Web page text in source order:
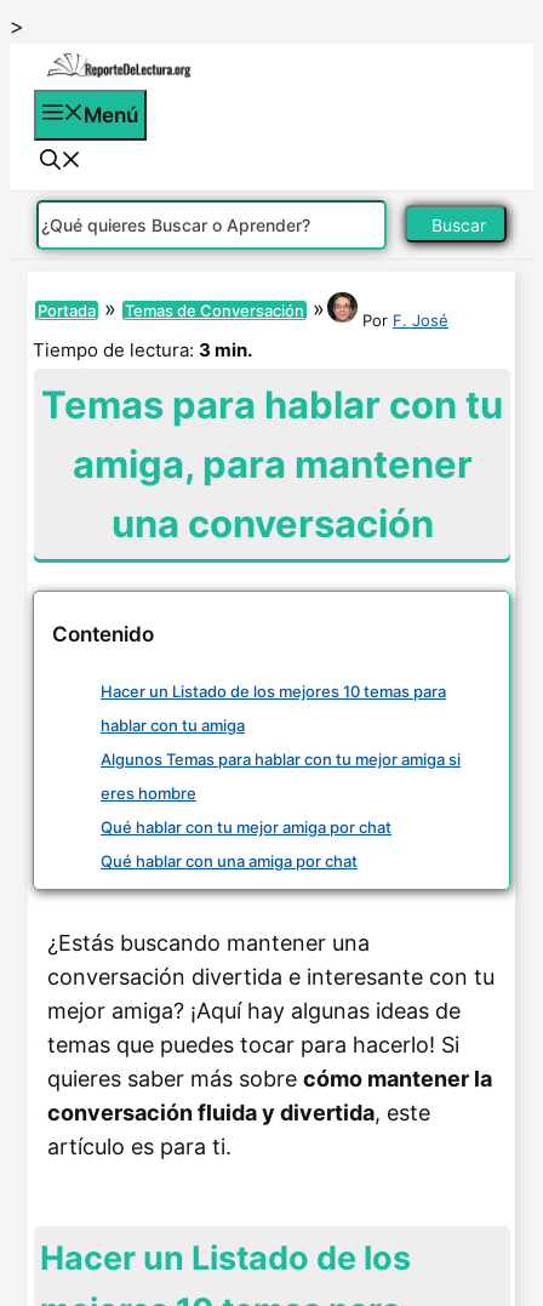
>
contenido
Menú
Buscar
Portada » Temas de Conversación » Por F. José
Tiempo de lectura: 3 min.
Temas para hablar con tu
amiga, para mantener
una conversación
Contenido
Hacer un Listado de los mejores 10 temas para
hablar con tu amiga
Algunos Temas para hablar con tu mejor amiga si
eres hombre
Qué hablar con tu mejor amiga por chat
Qué hablar con una amiga por chat
¿Estás buscando mantener una
conversación divertida e interesante con tu
mejor amiga? ¡Aquí hay algunas ideas de
temas que puedes tocar para hacerlo! Si
quieres saber más sobre cómo mantener la
conversación fluida y divertida, este
artículo es para ti.
Hacer un Listado de los